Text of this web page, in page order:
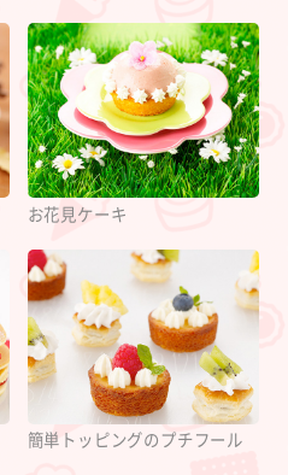
お花見ケーキ
簡単トッピングのプチフール